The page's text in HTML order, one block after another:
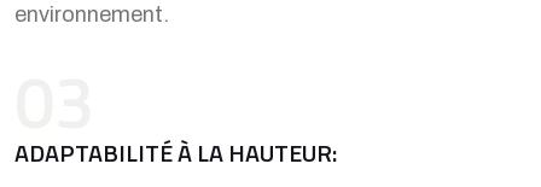
environnement.
ADAPTABILITÉ À LA HAUTEUR: